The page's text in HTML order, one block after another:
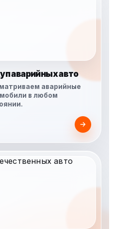
аварийных авто
аварийные
в любом